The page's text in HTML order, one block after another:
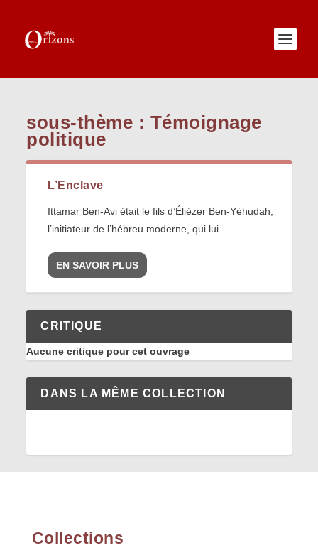
sous-thème : Témoignage
politique
L’Enclave
Ittamar Ben-Avi était le fils d’Éliézer Ben-Yéhudah,
l’initiateur de l’hébreu moderne, qui lui...
EN SAVOIR PLUS
CRITIQUE
Aucune critique pour cet ouvrage
DANS LA MÊME COLLECTION
Collections